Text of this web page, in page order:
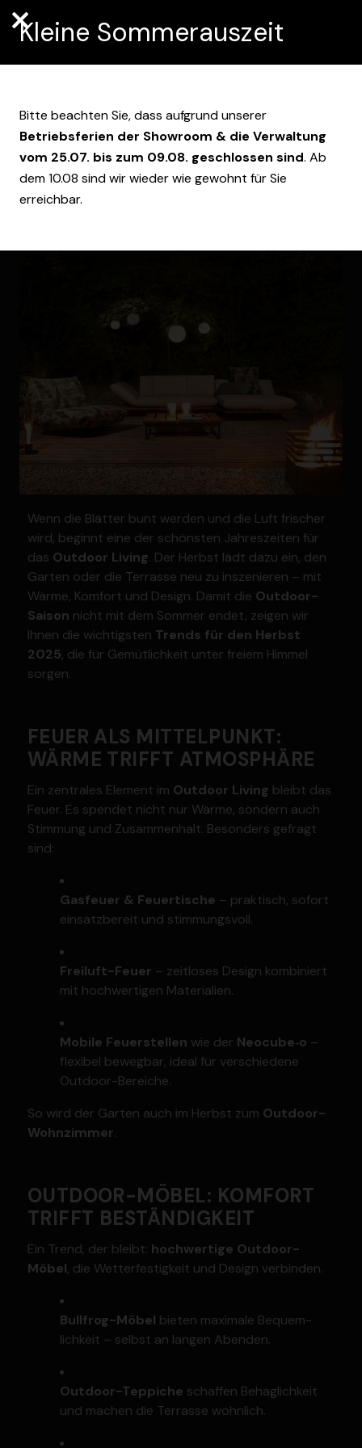
HERBST­LICHE OUTDOOR
LIVING TRENDS –
GEMÜT­LICHKEIT UNTER
Wenn die Blätter bunt werden und die Luft frischer
wird, beginnt eine der schönsten Jahres­zeiten für
das Outdoor Living. Der Herbst lädt dazu ein, den
Garten oder die Terrasse neu zu insze­nieren – mit
Wärme, Komfort und Design. Damit die Outdoor-
Saison nicht mit dem Sommer endet, zeigen wir
Ihnen die wichtigsten Trends für den Herbst
2025, die für Gemüt­lichkeit unter freiem Himmel
sorgen.
FEUER ALS MITTEL­PUNKT:
WÄRME TRIFFT ATMOSPHÄRE
Ein zentrales Element im Outdoor Living bleibt das
Feuer. Es spendet nicht nur Wärme, sondern auch
Stimmung und Zusam­menhalt. Besonders gefragt
sind:
Gasfeuer & Feuer­tische – praktisch, sofort
einsatz­bereit und stimmungsvoll.
Freiluft-Feuer – zeitloses Design kombi­niert
mit hochwer­tigen Materialien.
Mobile Feuer­stellen wie der Neocube‑o –
flexibel bewegbar, ideal für verschiedene
Outdoor-Bereiche.
So wird der Garten auch im Herbst zum Outdoor-
Wohnzimmer.
OUTDOOR-MÖBEL: KOMFORT
TRIFFT BESTÄN­DIGKEIT
Ein Trend, der bleibt: hochwertige Outdoor-
Möbel, die Wetter­fes­tigkeit und Design verbinden.
Bullfrog-Möbel bieten maximale Bequem­
lichkeit – selbst an langen Abenden.
Outdoor-Teppiche schaffen Behag­lichkeit
und machen die Terrasse wohnlich.
Kleine Sommerauszeit
Bitte beachten Sie, dass aufgrund unserer
Betriebsferien der Showroom & die Verwaltung
vom 25.07. bis zum 09.08. geschlossen sind. Ab
dem 10.08 sind wir wieder wie gewohnt für Sie
erreichbar.